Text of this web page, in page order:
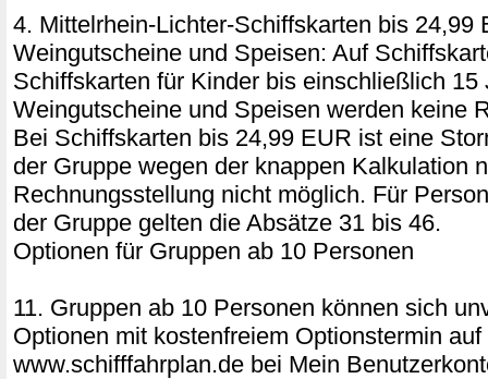
4. Mittelrhein-Lichter-Schiffskarten bis 24,99
Weingutscheine und Speisen: Auf
Schiffskarten für Kinder bis einschließlich 15
Weingutscheine und Speisen werden keine
Bei Schiffskarten bis 24,99 EUR ist eine
der Gruppe wegen der knappen Kalkulation
Rechnungsstellung nicht möglich. Für
der Gruppe gelten die Absätze 31 bis 46.
Optionen für Gruppen ab 10 Personen
11. Gruppen ab 10 Personen können sich
Optionen mit kostenfreiem Optionstermin auf
www.schifffahrplan.de bei Mein